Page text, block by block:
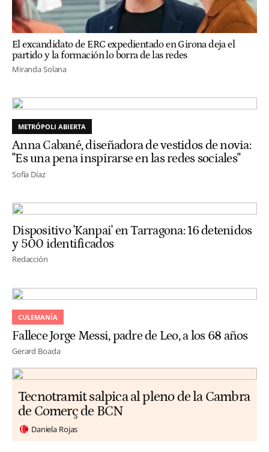
El excandidato de ERC expedientado en Girona deja el
partido y la formación lo borra de las redes
Miranda Solana
METRÓPOLI ABIERTA
Anna Cabané, diseñadora de vestidos de novia:
"Es una pena inspirarse en las redes sociales"
Sofía Díaz
Dispositivo 'Kanpai' en Tarragona: 16 detenidos
y 500 identificados
Redacción
CULEMANÍA
Fallece Jorge Messi, padre de Leo, a los 68 años
Gerard Boada
Tecnotramit salpica al pleno de la Cambra
de Comerç de BCN
Daniela Rojas